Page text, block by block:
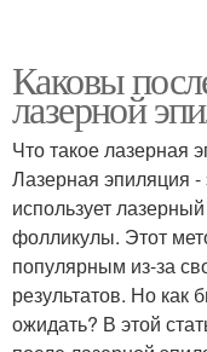
Каковы
лазерной
Что такое лазерная
Лазерная эпиляция -
использует
фолликулы. Этот
популярным из-за
результатов. Но
ожидать? В этой